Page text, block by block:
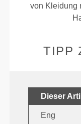
von Kleidung
TIPP
Dieser
Eng